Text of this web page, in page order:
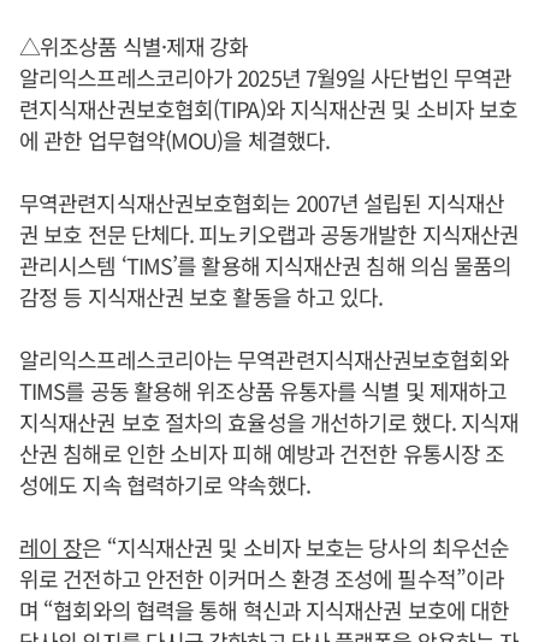
△위조상품 식별·제재 강화
알리익스프레스코리아가 2025년 7월9일 사단법인 무역관
련지식재산권보호협회(TIPA)와 지식재산권 및 소비자 보호
에 관한 업무협약(MOU)을 체결했다.
무역관련지식재산권보호협회는 2007년 설립된 지식재산
권 보호 전문 단체다. 피노키오랩과 공동개발한 지식재산권
관리시스템 ‘TIMS’를 활용해 지식재산권 침해 의심 물품의
감정 등 지식재산권 보호 활동을 하고 있다.
알리익스프레스코리아는 무역관련지식재산권보호협회와
TIMS를 공동 활용해 위조상품 유통자를 식별 및 제재하고
지식재산권 보호 절차의 효율성을 개선하기로 했다. 지식재
산권 침해로 인한 소비자 피해 예방과 건전한 유통시장 조
성에도 지속 협력하기로 약속했다.
레이 장은 “지식재산권 및 소비자 보호는 당사의 최우선순
위로 건전하고 안전한 이커머스 환경 조성에 필수적”이라
며 “협회와의 협력을 통해 혁신과 지식재산권 보호에 대한